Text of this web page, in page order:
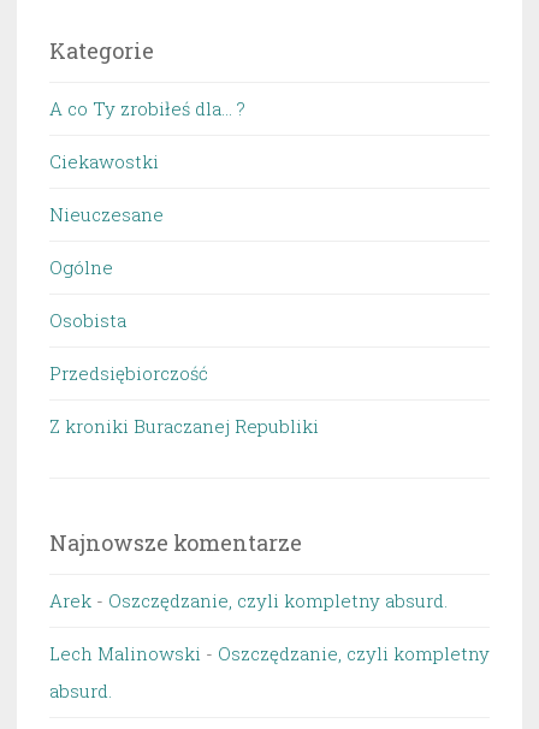
Kategorie
A co Ty zrobiłeś dla… ?
Ciekawostki
Nieuczesane
Ogólne
Osobista
Przedsiębiorczość
Z kroniki Buraczanej Republiki
Najnowsze komentarze
Arek - Oszczędzanie, czyli kompletny absurd.
Lech Malinowski - Oszczędzanie, czyli kompletny
absurd.